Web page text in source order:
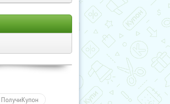
ПолучиКупон